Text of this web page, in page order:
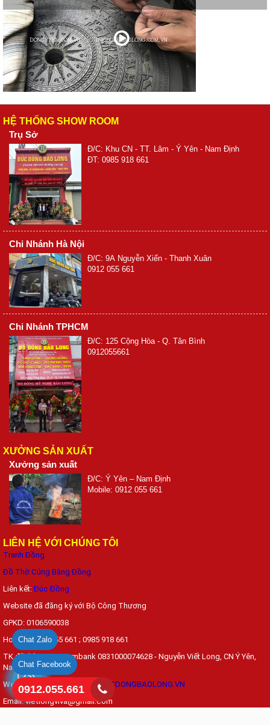
Chat Zalo
Chat Facebook
0912.055.661
Ngọc Lũ
HỆ THỐNG SHOW ROOM
Trụ Sở
Đ/C: Khu CN - TT. Lâm - Ý Yên - Nam Định
ĐT: 0985 918 661
Chi Nhánh Hà Nội
Đ/C: 9A Nguyễn Xiển - Thanh Xuân
0912 055 661
Chi Nhánh TPHCM
Đ/C: 125 Cộng Hòa - Q. Tân Bình
0912055661
XƯỞNG SẢN XUẤT
Xưởng sản xuất
Đ/C: Ý Yên – Nam Định
Mobile: 0912 055 661
LIÊN HỆ VỚI CHÚNG TÔI
Tranh Đồng
Đồ Thờ Cúng Bằng Đồng
Liên kết:Đúc Đồng
Website đã đăng ký với Bộ Công Thương
GPKD: 0106590038
Hotline: 0912 055 661 ; 0985 918 661
TK đặt hàng: Vietcombank 0831000074628 - Nguyễn Viết Long, CN Ý Yên,
Nam Định
Web: DONGYYEN.COM.VN ;DUCDONGBAOLONG.VN
Email:vietlongviva@gmail.com